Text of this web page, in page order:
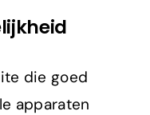
die goed
apparaten